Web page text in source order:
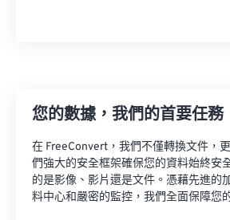
您的數據，我們的首要任務
在 FreeConvert，我們不僅轉換文件，
們強大的安全框架確保您的資料始終安
的是影像、影片還是文件。憑藉先進的
料中心和嚴密的監控，我們全面保障您